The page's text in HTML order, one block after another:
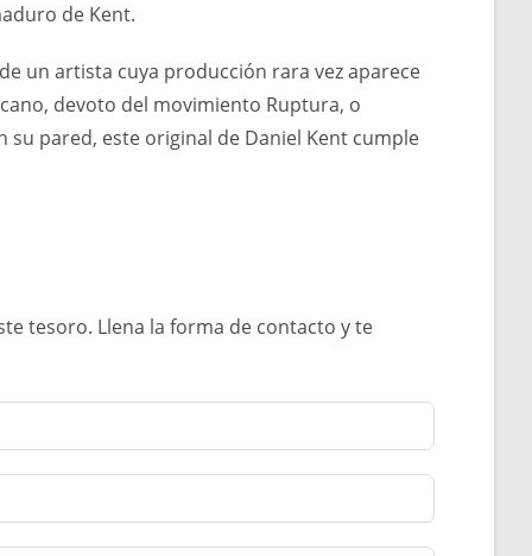
de Kent.
un artista cuya producción rara vez aparece
devoto del movimiento Ruptura, o
pared, este original de Daniel Kent cumple
tesoro. Llena la forma de contacto y te